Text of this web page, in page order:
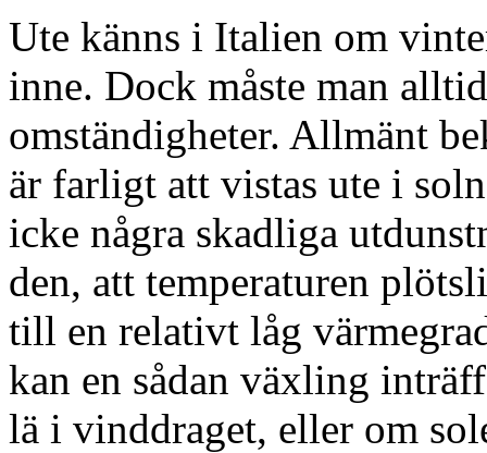
Ute känns i Italien om
inne. Dock måste man
omständigheter. Allmänt
är farligt att vistas ute i
icke några skadliga
den, att temperaturen
till en relativt låg
kan en sådan växling
lä i vinddraget, eller om